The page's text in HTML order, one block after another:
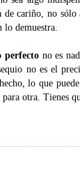
de cariño, no
lo demuestra.
perfecto no es
no es el
lo que
otra. Tienes